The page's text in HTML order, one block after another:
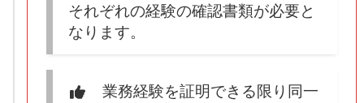
それぞれの経験の確認書類が必要と
なります。
業務経験を証明できる限り同一